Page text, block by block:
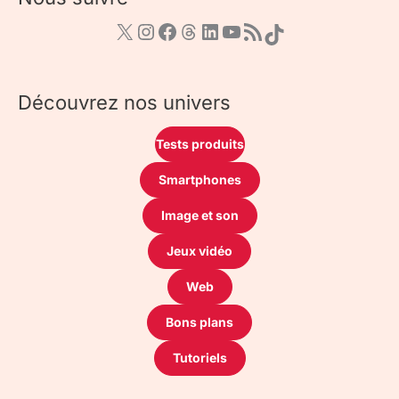
Découvrez nos univers
Tests produits
Smartphones
Image et son
Jeux vidéo
Web
Bons plans
Tutoriels